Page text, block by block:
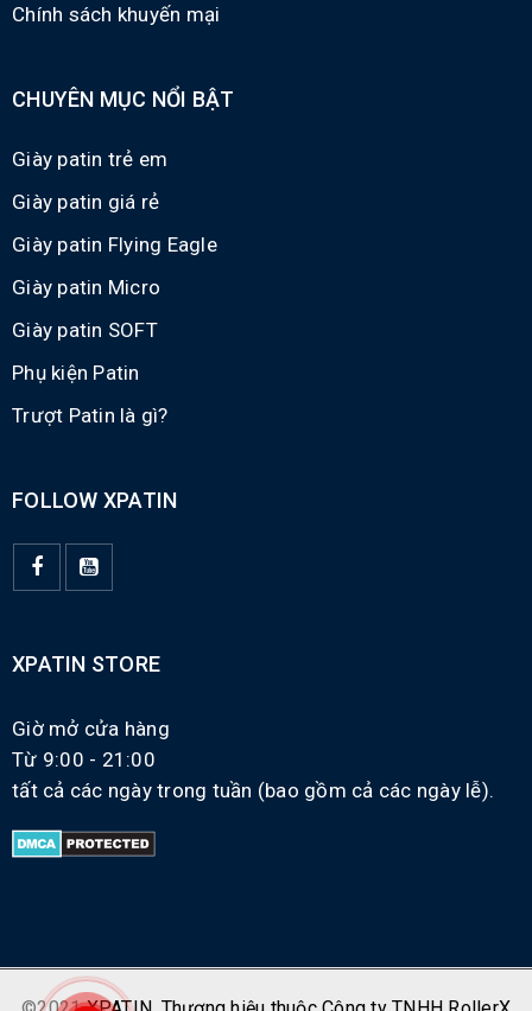
Chính sách khuyến mại
CHUYÊN MỤC NỔI BẬT
Giày patin trẻ em
Giày patin giá rẻ
Giày patin Flying Eagle
Giày patin Micro
Giày patin SOFT
Phụ kiện Patin
Trượt Patin là gì?
FOLLOW XPATIN
XPATIN STORE
Giờ mở cửa hàng
Từ 9:00 - 21:00
tất cả các ngày trong tuần (bao gồm cả các ngày lễ).